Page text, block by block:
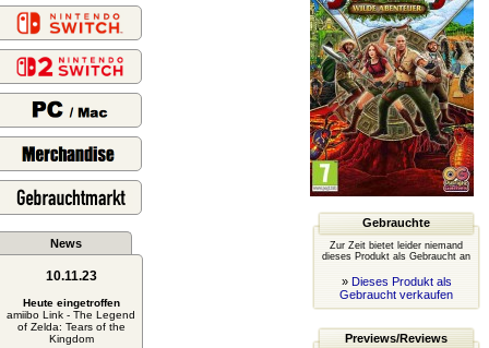
News
10.11.23
Heute eingetroffen
amiibo Link - The Legend
of Zelda: Tears of the
Kingdom
Gebrauchte
Zur Zeit bietet leider niemand
dieses Produkt als Gebraucht an
» Dieses Produkt als
Gebraucht verkaufen
Previews/Reviews